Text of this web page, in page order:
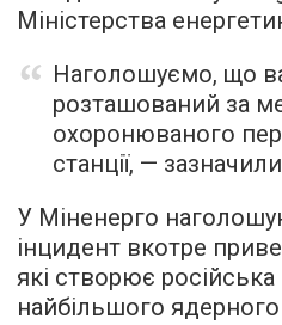
Міністерства
Наголошуємо, що
розташований за
охоронюваного
станції, —
У Міненерго
інцидент вкотре
які створює
найбільшого